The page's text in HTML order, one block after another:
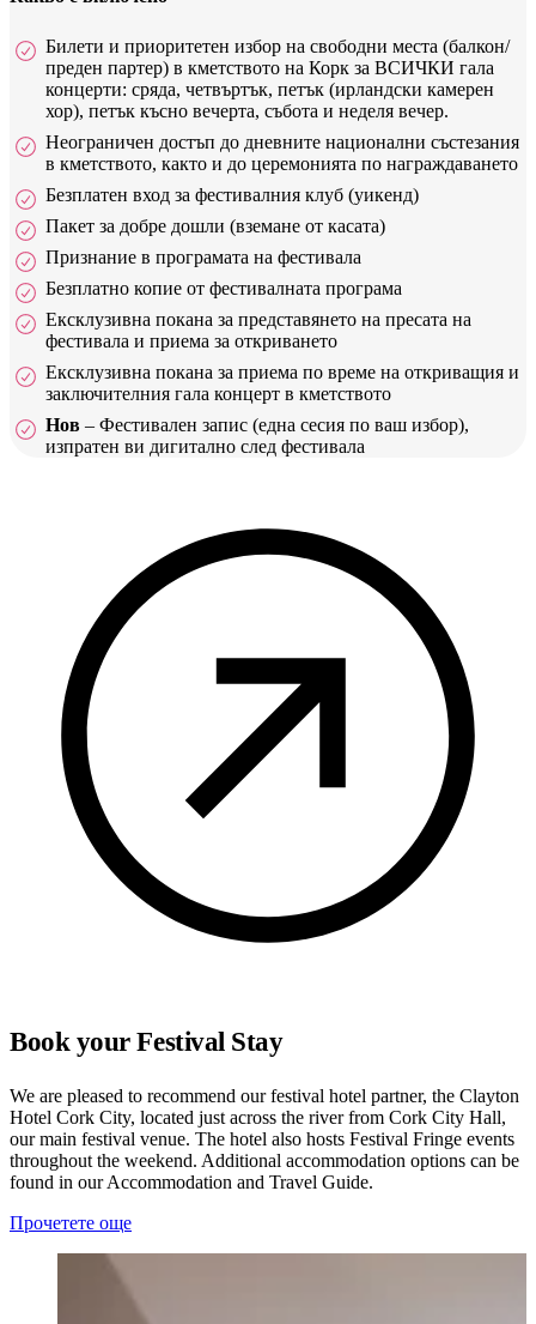
Билети и приоритетен избор на свободни места (балкон/
преден партер) в кметството на Корк за ВСИЧКИ гала
концерти: сряда, четвъртък, петък (ирландски камерен
хор), петък късно вечерта, събота и неделя вечер.
Неограничен достъп до дневните национални състезания
в кметството, както и до церемонията по награждаването
Безплатен вход за фестивалния клуб (уикенд)
Пакет за добре дошли (вземане от касата)
Признание в програмата на фестивала
Безплатно копие от фестивалната програма
Ексклузивна покана за представянето на пресата на
фестивала и приема за откриването
Ексклузивна покана за приема по време на откриващия и
заключителния гала концерт в кметството
Нов – Фестивален запис (една сесия по ваш избор),
изпратен ви дигитално след фестивала
Book your Festival Stay
We are pleased to recommend our festival hotel partner, the Clayton
Hotel Cork City, located just across the river from Cork City Hall,
our main festival venue. The hotel also hosts Festival Fringe events
throughout the weekend. Additional accommodation options can be
found in our Accommodation and Travel Guide.
Прочетете още